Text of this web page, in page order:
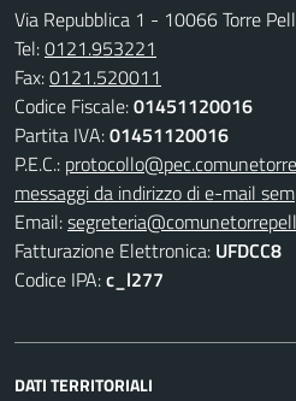
Via Repubblica 1 - 10066 Torre
Tel:0121.953221
Fax:0121.520011
Codice Fiscale:01451120016
Partita IVA:01451120016
P.E.C.:
messaggi da indirizzo di e-mail
Email:
Fatturazione Elettronica: UFDCC8
Codice IPA:c_l277
DATI TERRITORIALI